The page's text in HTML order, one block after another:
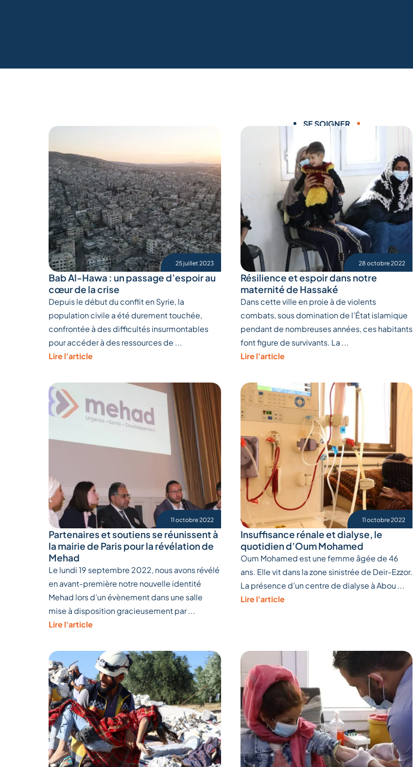
SE SOIGNER
25 juillet 2023
Bab Al-Hawa : un passage d’espoir au
cœur de la crise
Depuis le début du conflit en Syrie, la
population civile a été durement touchée,
confrontée à des difficultés insurmontables
pour accéder à des ressources de ...
Lire l'article
28 octobre 2022
Résilience et espoir dans notre
maternité de Hassaké
Dans cette ville en proie à de violents
combats, sous domination de l’État islamique
pendant de nombreuses années, ces habitants
font figure de survivants. La ...
Lire l'article
11 octobre 2022
Partenaires et soutiens se réunissent à
la mairie de Paris pour la révélation de
Mehad
Le lundi 19 septembre 2022, nous avons révélé
en avant-première notre nouvelle identité
Mehad lors d’un évènement dans une salle
mise à disposition gracieusement par ...
Lire l'article
11 octobre 2022
Insuffisance rénale et dialyse, le
quotidien d’Oum Mohamed
Oum Mohamed est une femme âgée de 46
ans. Elle vit dans la zone sinistrée de Deir-Ezzor.
La présence d’un centre de dialyse à Abou ...
Lire l'article